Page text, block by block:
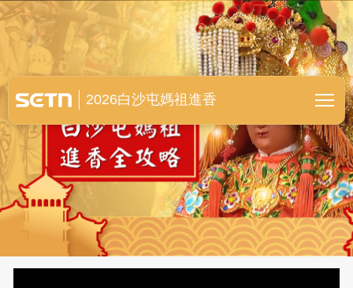
白沙屯媽祖進香全紀錄
2026白沙屯媽祖進香